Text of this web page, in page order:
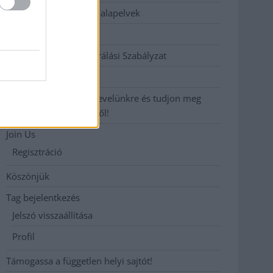
Etikai és függetlenségi alapelvek
Hozzászólási és Moderálási Szabályzat
Iratkozzon fel heti hírlevelünkre és tudjon meg
még többet megyénkről!
Join Us
Regisztráció
Köszönjük
Tag bejelentkezés
Jelszó visszaállítása
Profil
Támogassa a független helyi sajtót!